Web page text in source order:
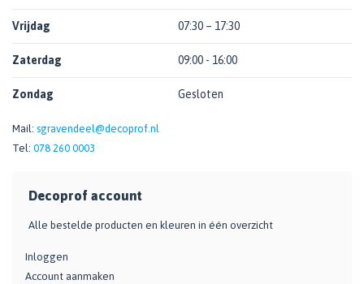
Vrijdag 07:30 – 17:30
Zaterdag 09:00 - 16:00
Zondag Gesloten
Mail: sgravendeel@decoprof.nl
Tel: 078 260 0003
Decoprof account
Alle bestelde producten en kleuren in één overzicht
Inloggen
Account aanmaken